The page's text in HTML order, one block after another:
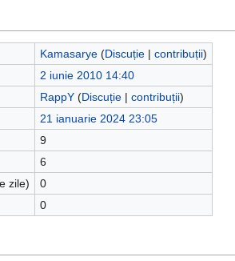
Kamasarye (Discuție| contribuții)
2 iunie 2010 14:40
RappY (Discuție| contribuții)
21 ianuarie 2024 23:05
9
6
zile)
0
0